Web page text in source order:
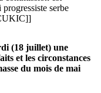
serbe
(18 juillet) une
et les circonstances
du mois de mai